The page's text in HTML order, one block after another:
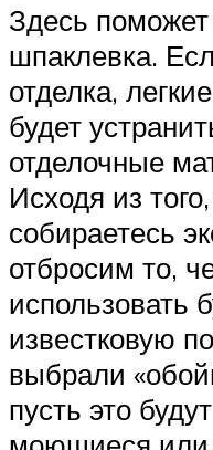
Здесь поможет
шпаклевка.
отделка,
будет
отделочные
Исходя из
собираетесь
отбросим то,
использовать
известковую
выбрали
пусть это